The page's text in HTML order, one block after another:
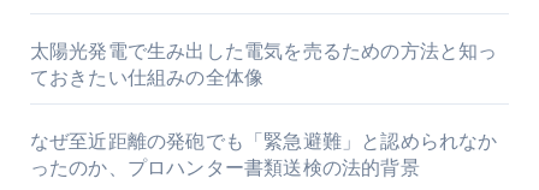
太陽光発電で生み出した電気を売るための方法と知っ
ておきたい仕組みの全体像
なぜ至近距離の発砲でも「緊急避難」と認められなか
ったのか、プロハンター書類送検の法的背景